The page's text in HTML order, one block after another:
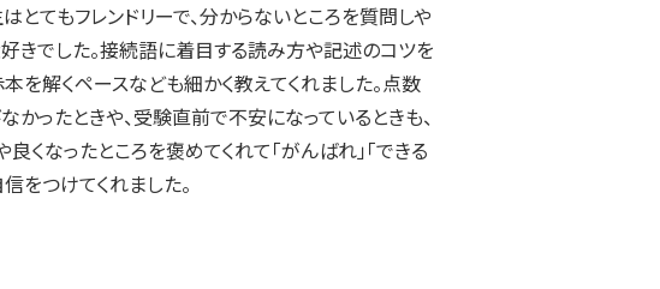
とてもフレンドリーで、分からないところを質問しや
きでした。接続語に着目する読み方や記述のコツを
を解くペースなども細かく教えてくれました。点数
かったときや、受験直前で不安になっているときも、
くなったところを褒めてくれて「がんばれ」「できる
をつけてくれました。